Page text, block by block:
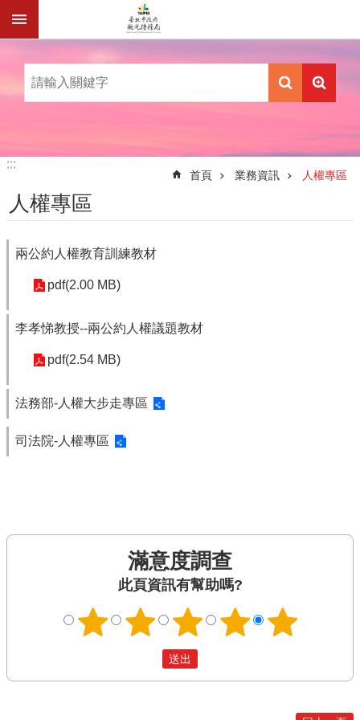
跳到主要內容區塊
:::
:::
首頁 業務資訊 人權專區
人權專區
兩公約人權教育訓練教材
pdf(2.00 MB)
李孝悌教授--兩公約人權議題教材
pdf(2.54 MB)
法務部-人權大步走專區
司法院-人權專區
滿意度調查
此頁資訊有幫助嗎?